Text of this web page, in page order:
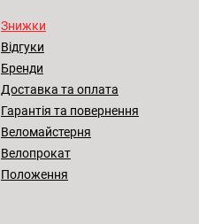
Знижки
Відгуки
Бренди
Доставка та оплата
Гарантія та повернення
Веломайстерня
Велопрокат
Положення